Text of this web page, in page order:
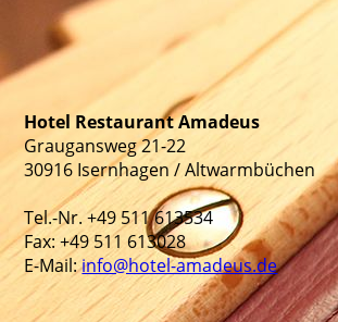
Hotel Restaurant Amadeus
Graugansweg 21-22
30916 Isernhagen / Altwarmbüchen
Tel.-Nr. +49 511 613534
Fax: +49 511 613028
E-Mail:info@hotel-amadeus.de